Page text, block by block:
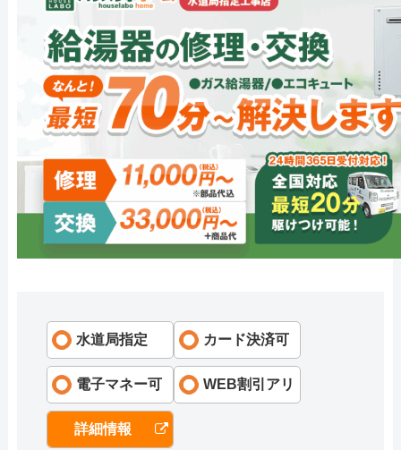
水道局指定 カード決済可
電子マネー可 WEB割引アリ
詳細情報